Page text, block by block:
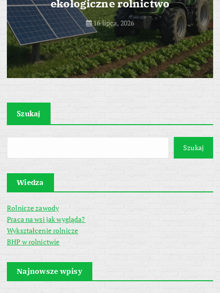
16 lipca, 2026
Szukaj
Szukaj
Wiedza
Rolnicze zawody
Praca na wsi jak wygląda?
Wykształcenie rolnicze
BHP w rolnictwie
Najnowsze wpisy